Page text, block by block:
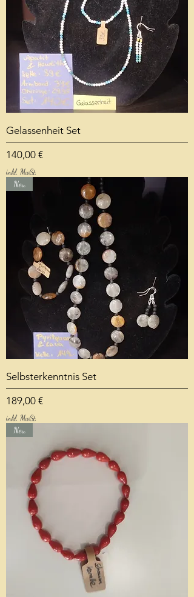
Gelassenheit Set
Preis
140,00 €
inkl. MwSt.
Neu
Selbsterkenntnis Set
Preis
189,00 €
inkl. MwSt.
Neu